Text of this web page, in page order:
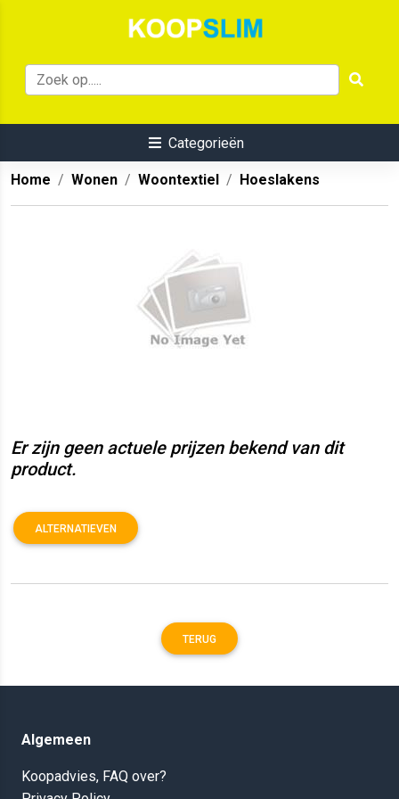
Categorieën
Home Wonen Woontextiel Hoeslakens
Er zijn geen actuele prijzen bekend van dit
product.
ALTERNATIEVEN
TERUG
Algemeen
Koopadvies, FAQ over?